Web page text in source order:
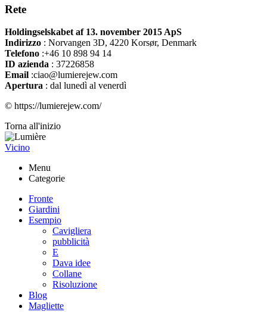
Rete
Holdingselskabet af 13. november 2015 ApS
Indirizzo : Norvangen 3D, 4220 Korsør, Denmark
Telefono :+46 10 898 94 14
ID azienda : 37226858
Email :ciao@lumierejew.com
Apertura : dal lunedì al venerdì
© https://lumierejew.com/
Torna all'inizio
Vicino
Menu
Categorie
Fronte
Giardini
Esempio
Cavigliera
pubblicità
E
Dava idee
Collane
Risoluzione
Blog
Magliette